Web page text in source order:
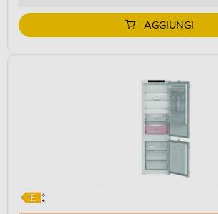
Youreko.
AGGIUNGI